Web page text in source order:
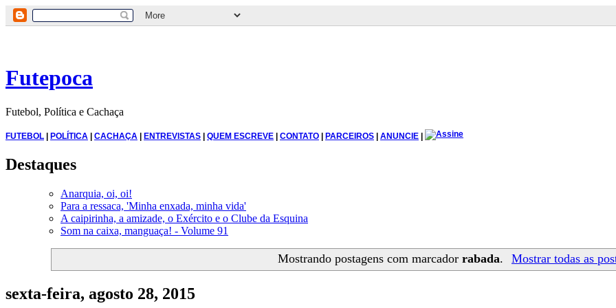
Futepoca
Futebol, Política e Cachaça
FUTEBOL | POLÍTICA | CACHAÇA | ENTREVISTAS | QUEM ESCREVE | CONTATO | PARCEIROS | ANUNCIE |
Destaques
Anarquia, oi, oi!
Para a ressaca, 'Minha enxada, minha vida'
A caipirinha, a amizade, o Exército e o Clube da Esquina
Som na caixa, manguaça! - Volume 91
Mostrando postagens com marcador rabada. Mostrar todas as
sexta-feira, agosto 28, 2015